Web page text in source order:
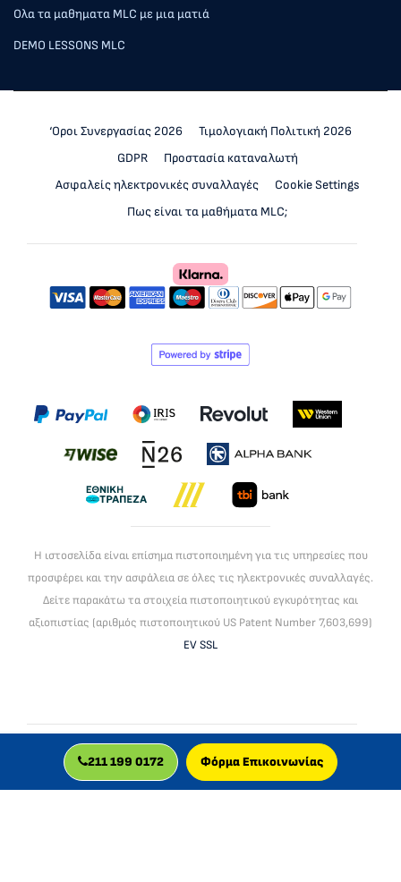
Ολα τα μαθηματα MLC με μια ματιά
DEMO LESSONS MLC
‘Οροι Συνεργασίας 2026
Τιμολογιακή Πολιτική 2026
GDPR
Προστασία καταναλωτή
Ασφαλείς ηλεκτρονικές συναλλαγές
Cookie Settings
Πως είναι τα μαθήματα MLC;
Η ιστοσελίδα είναι επίσημα πιστοποιημένη για τις υπηρεσίες που
προσφέρει και την ασφάλεια σε όλες τις ηλεκτρονικές συναλλαγές.
Δείτε παρακάτω τα στοιχεία πιστοποιητικού εγκυρότητας και
αξιοπιστίας (αριθμός πιστοποιητικού US Patent Number 7,603,699)
EV SSL
To mlc global ltd είναι βρεττανική εταιρεία, πιστοποιημένη για
διαδικτυακά μαθήματα. Δραστηριοποιείται στην Ελλάδα από
211 199 0172 Φόρμα Επικοινωνίας